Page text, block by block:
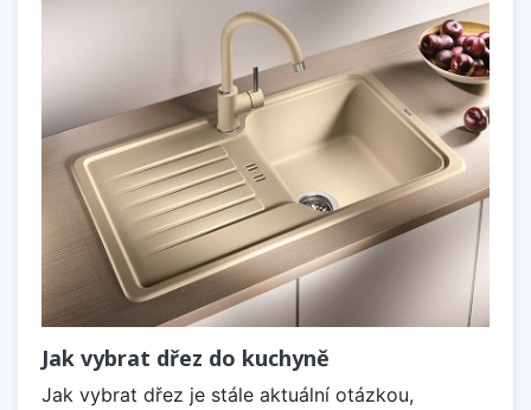
Jak vybrat dřez do kuchyně
Jak vybrat dřez je stále aktuální otázkou,